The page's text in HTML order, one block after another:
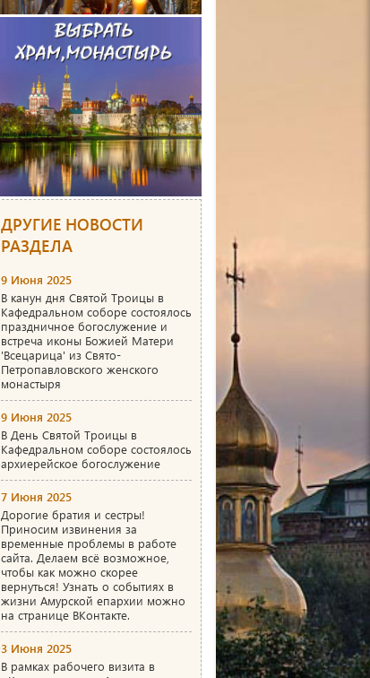
ДРУГИЕ НОВОСТИ
РАЗДЕЛА
9 Июня 2025
В канун дня Святой Троицы в
Кафедральном соборе состоялось
праздничное богослужение и
встреча иконы Божией Матери
'Всецарица' из Свято-
Петропавловского женского
монастыря
9 Июня 2025
В День Святой Троицы в
Кафедральном соборе состоялось
архиерейское богослужение
7 Июня 2025
Дорогие братия и сестры!
Приносим извинения за
временные проблемы в работе
сайта. Делаем всё возможное,
чтобы как можно скорее
вернуться! Узнать о событиях в
жизни Амурской епархии можно
на странице ВКонтакте.
3 Июня 2025
В рамках рабочего визита в